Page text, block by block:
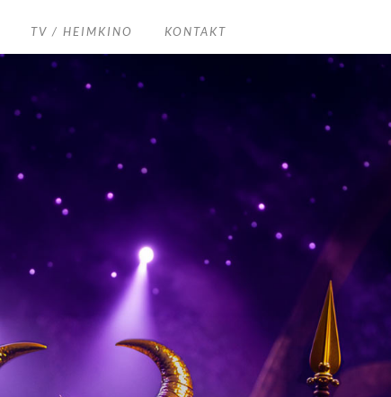
TV / HEIMKINO KONTAKT